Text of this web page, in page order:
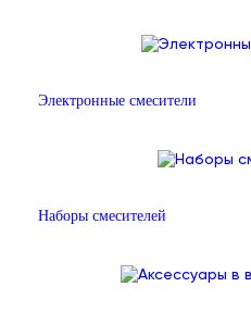
Электронные смесители
Наборы смесителей